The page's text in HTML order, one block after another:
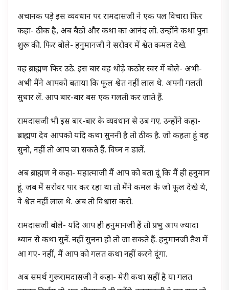
अचानक पड़े इस व्यवधान पर रामदासजी ने एक पल विचारा फिर
कहा- ठीक है, अब बैठो और कथा का आनंद लो. उन्होंने कथा पुनः
शुरू की. फिर बोले- हनुमानजी ने सरोवर में श्वेत कमल देखे.
वह ब्राह्मण फिर उठे. इस बार वह थोड़े कठोर स्वर में बोले- अभी-
अभी मैंने आपको बताया कि फूल श्वेत नहीं लाल थे. अपनी गलती
सुधार लें. आप बार-बार बस एक गलती कर जाते हैं.
रामदासजी भी इस बार-बार के व्यवधान से उब गए. उन्होंने कहा-
ब्राह्मण देव आपको यदि कथा सुननी है तो ठीक है. जो कहता हूं वह
सुनो, नहीं तो आप जा सकते हैं. विघ्न न डालें.
अब ब्राह्मण ने कहा- महात्माजी मैं आप को बता दूं कि मैं ही हनुमान
हूं. जब मैं सरोवर पार कर रहा था तो मैंने कमल के जो फूल देखे थे,
वे श्वेत नहीं लाल थे. अब तो विश्वास करो.
रामदासजी बोले- यदि आप ही हनुमानजी हैं तो प्रभु आप ज्यादा
ध्यान से कथा सुनें. नहीं सुनना हो तो जा सकते हैं. हनुमानजी तैश में
आ गए- नहीं, मैं आप को गलत कथा नहीं करने दूंगा.
अब समर्थ गुरूरामदासजी ने कहा- मेरी कथा सहीं है या गलत